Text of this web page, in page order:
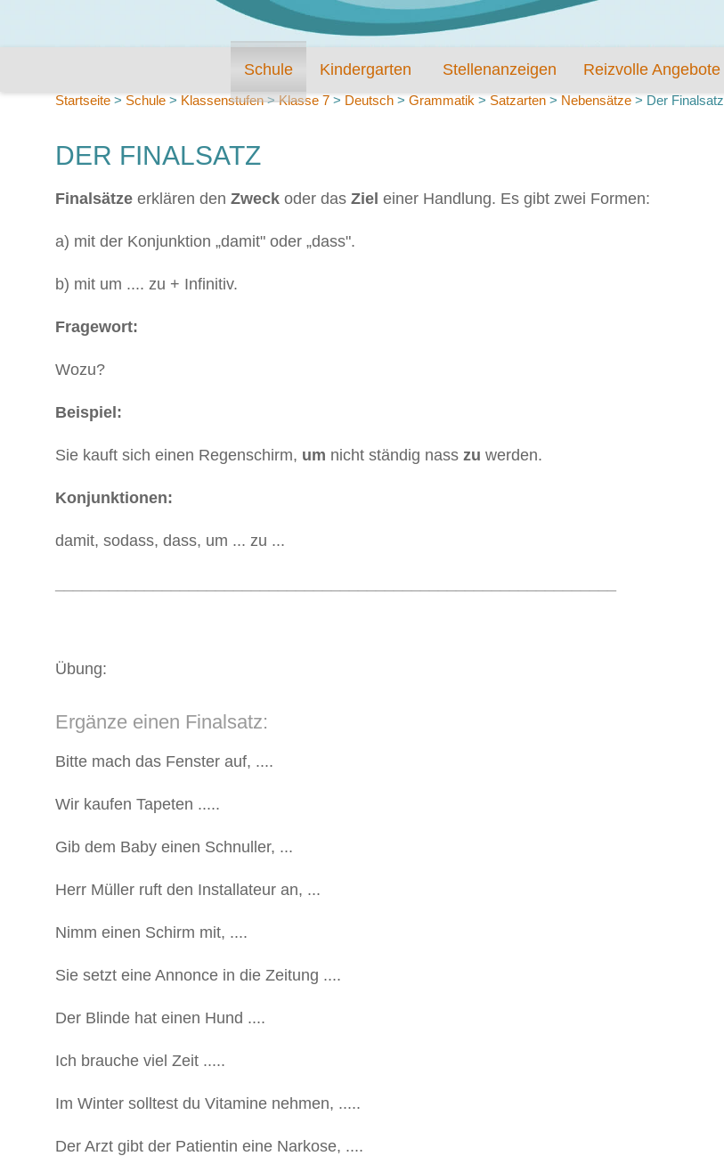
Schule Kindergarten Stellenanzeigen Reizvolle Angebote
Startseite > Schule > Klassenstufen>Klasse 7 > Deutsch > Grammatik > Satzarten > Nebensätze > Der Finalsatz
DER FINALSATZ
Finalsätze erklären den Zweck oder das Ziel einer Handlung. Es gibt zwei Formen:
a) mit der Konjunktion „damit" oder „dass".
b) mit um .... zu + Infinitiv.
Fragewort:
Wozu?
Beispiel:
Sie kauft sich einen Regenschirm, um nicht ständig nass zu werden.
Konjunktionen:
damit, sodass, dass, um ... zu ...
Übung:
Ergänze einen Finalsatz:
Bitte mach das Fenster auf, ....
Wir kaufen Tapeten .....
Gib dem Baby einen Schnuller, ...
Herr Müller ruft den Installateur an, ...
Nimm einen Schirm mit, ....
Sie setzt eine Annonce in die Zeitung ....
Der Blinde hat einen Hund ....
Ich brauche viel Zeit .....
Im Winter solltest du Vitamine nehmen, .....
Der Arzt gibt der Patientin eine Narkose, ....